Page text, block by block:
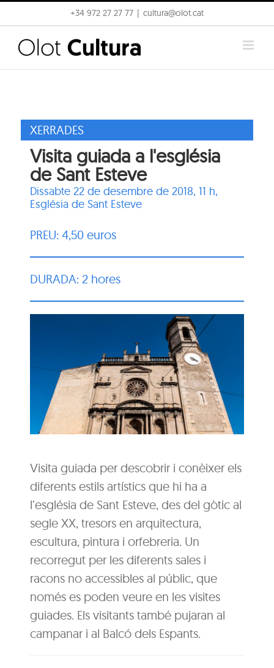
to
content
+34 972 27 27 77 cultura@olot.cat
XERRADES
Visita guiada a l'església
de Sant Esteve
Dissabte 22 de desembre de 2018, 11 h,
Església de Sant Esteve
PREU: 4,50 euros
DURADA: 2 hores
Visita guiada per descobrir i conèixer els
diferents estils artístics que hi ha a
l’església de Sant Esteve, des del gòtic al
segle XX, tresors en arquitectura,
escultura, pintura i orfebreria. Un
recorregut per les diferents sales i
racons no accessibles al públic, que
només es poden veure en les visites
guiades. Els visitants també pujaran al
campanar i al Balcó dels Espants.